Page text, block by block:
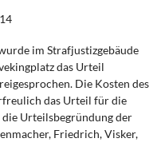
Finanzpolitik
im Strafjustizgebäude
das Urteil
Die Kosten des
das Urteil für die
Urteilsbegründung der
Friedrich, Visker,